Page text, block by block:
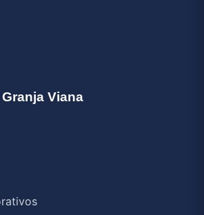
Viana